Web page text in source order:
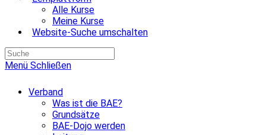
Alle Kurse
Meine Kurse
Website-Suche umschalten
Menü Schließen
Verband
Was ist die BAE?
Grundsätze
BAE-Dojo werden